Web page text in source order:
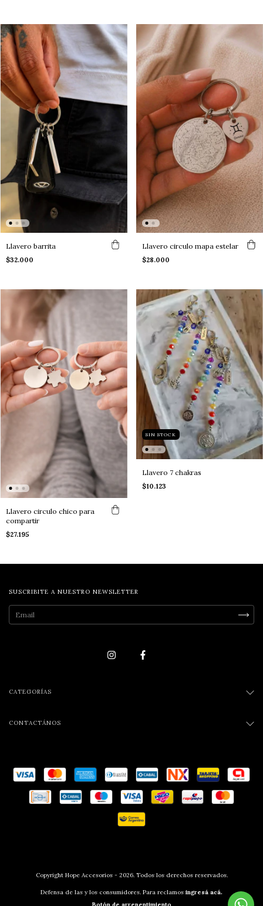
Llavero barrita
$32.000
Llavero circulo mapa estelar
$28.000
Llavero circulo chico para
compartir
$27.195
SIN STOCK
Llavero 7 chakras
$10.123
SUSCRIBITE A NUESTRO NEWSLETTER
CATEGORÍAS
CONTACTÁNOS
Copyright Hope Accesorios - 2026. Todos los derechos reservados.
Defensa de las y los consumidores. Para reclamos ingresá acá.